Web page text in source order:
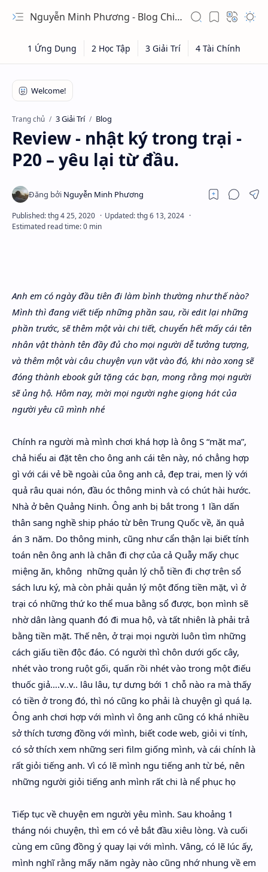
Nguyễn Minh Phương - Blog Chia sẻ Kiến thức Chứng khoán & Tài liệu Toán học
Hidden Menu
Trang chủ 3 Giải Trí Blog
Review - nhật ký trong trại -
P20 – yêu lại từ đầu.
Anh em có ngày đầu tiên đi làm bình thường như thế nào?
Mình thì đang viết tiếp những phần sau, rồi edit lại những
phần trước, sẽ thêm một vài chi tiết, chuyển hết mấy cái tên
nhân vật thành tên đầy đủ cho mọi người dễ tưởng tượng,
và thêm một vài câu chuyện vụn vặt vào đó, khi nào xong sẽ
đóng thành ebook gửi tặng các bạn, mong rằng mọi người
sẽ ủng hộ. Hôm nay, mời mọi người nghe giọng hát của
người yêu cũ mình nhé
Chính ra người mà mình chơi khá hợp là ông S “mặt ma”,
chả hiểu ai đặt tên cho ông anh cái tên này, nó chẳng hợp
gì với cái vẻ bề ngoài của ông anh cả, đẹp trai, men lỳ với
quả râu quai nón, đầu óc thông minh và có chút hài hước.
Nhà ở bên Quảng Ninh. Ông anh bị bắt trong 1 lần dấn
thân sang nghề ship pháo từ bên Trung Quốc về, ăn quả
án 3 năm. Do thông minh, cũng như cẩn thận lại biết tính
toán nên ông anh là chân đi chợ của cả Quẫy mấy chục
miệng ăn, không những quản lý chỗ tiền đi chợ trên sổ
sách lưu ký, mà còn phải quản lý một đống tiền mặt, vì ở
trại có những thứ ko thể mua bằng sổ được, bọn mình sẽ
nhờ dân làng quanh đó đi mua hộ, và tất nhiên là phải trả
bằng tiền mặt. Thế nên, ở trại mọi người luôn tìm những
cách giấu tiền độc đáo. Có người thì chôn dưới gốc cây,
nhét vào trong ruột gối, quấn rồi nhét vào trong một điếu
thuốc giả….v..v.. lâu lâu, tự dưng bới 1 chỗ nào ra mà thấy
có tiền ở trong đó, thì nó cũng ko phải là chuyện gì quá lạ.
Ông anh chơi hợp với mình vì ông anh cũng có khá nhiều
sở thích tương đồng với mình, biết code web, giỏi vi tính,
có sở thích xem những seri film giống mình, và cái chính là
rất giỏi tiếng anh. Vì có lẽ mình ngu tiếng anh từ bé, nên
những người giỏi tiếng anh mình rất chi là nể phục họ
Tiếp tục về chuyện em người yêu mình. Sau khoảng 1
tháng nói chuyện, thì em có vẻ bắt đầu xiêu lòng. Và cuối
cùng em cũng đồng ý quay lại với mình. Vâng, có lẽ lúc ấy,
mình nghĩ rằng mấy năm ngày nào cũng nhớ nhung về em